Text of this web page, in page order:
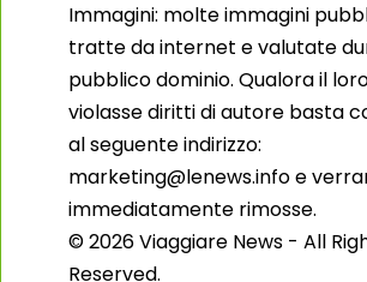
Immagini: molte immagini
tratte da internet e valutate
pubblico dominio. Qualora il
violasse diritti di autore basta
al seguente indirizzo:
marketing@lenews.info e
immediatamente rimosse.
© 2026 Viaggiare News - All
Reserved.